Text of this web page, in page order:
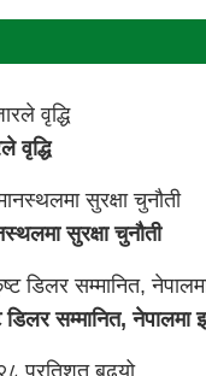
वृद्धि
सुरक्षा चुनौती
डिलर सम्मानित,